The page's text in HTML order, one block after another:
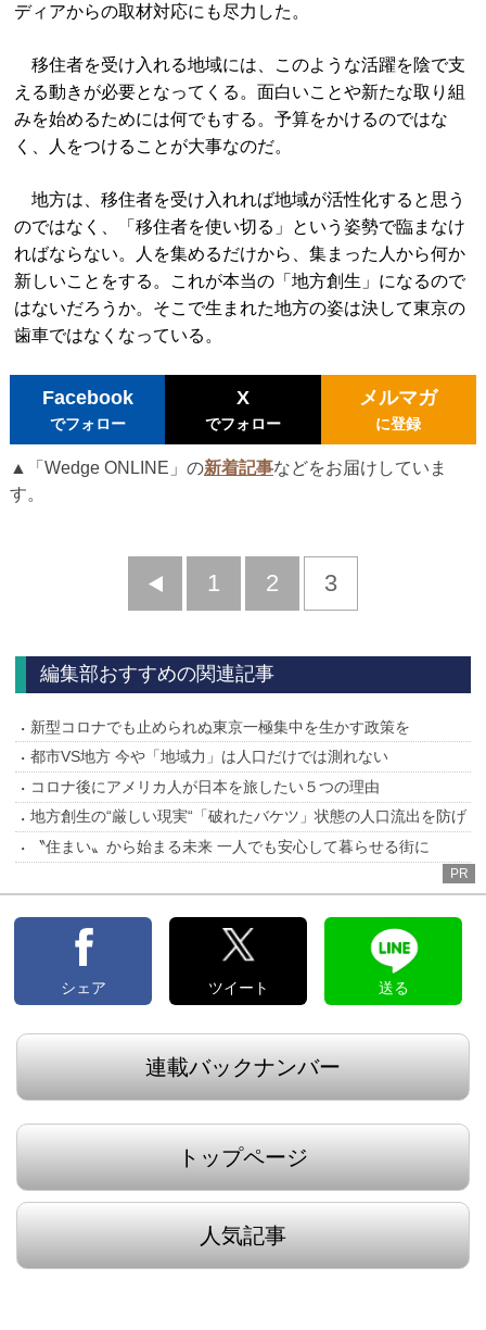
ディアからの取材対応にも尽力した。
移住者を受け入れる地域には、このような活躍を陰で支
える動きが必要となってくる。面白いことや新たな取り組
みを始めるためには何でもする。予算をかけるのではな
く、人をつけることが大事なのだ。
地方は、移住者を受け入れれば地域が活性化すると思う
のではなく、「移住者を使い切る」という姿勢で臨まなけ
ればならない。人を集めるだけから、集まった人から何か
新しいことをする。これが本当の「地方創生」になるので
はないだろうか。そこで生まれた地方の姿は決して東京の
歯車ではなくなっている。
Facebook
でフォロー
X
でフォロー
メルマガ
に登録
▲「Wedge ONLINE」の新着記事などをお届けしていま
す。
前
1 2 3
編集部おすすめの関連記事
新型コロナでも止められぬ東京一極集中を生かす政策を
都市VS地方 今や「地域力」は人口だけでは測れない
コロナ後にアメリカ人が日本を旅したい５つの理由
地方創生の“厳しい現実“「破れたバケツ」状態の人口流出を防げ
〝住まい〟から始まる未来 一人でも安心して暮らせる街に
PR
シェア ツイート 送る
連載バックナンバー
トップページ
人気記事